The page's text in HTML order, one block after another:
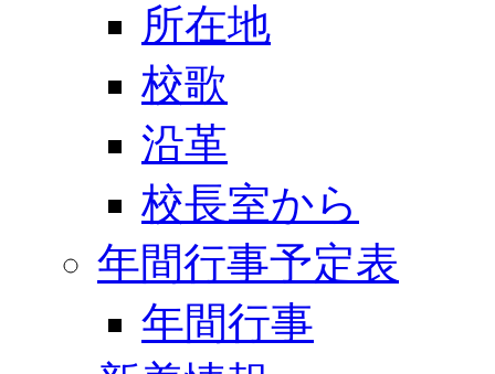
所在地
校歌
沿革
校長室から
年間行事予定表
年間行事